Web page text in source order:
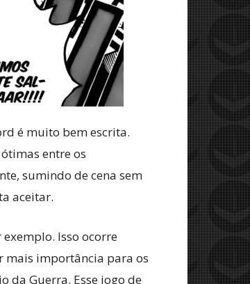
é muito bem escrita.
entre os
sumindo de cena sem
aceitar.
exemplo. Isso ocorre
mais importância para os
da Guerra. Esse jogo de